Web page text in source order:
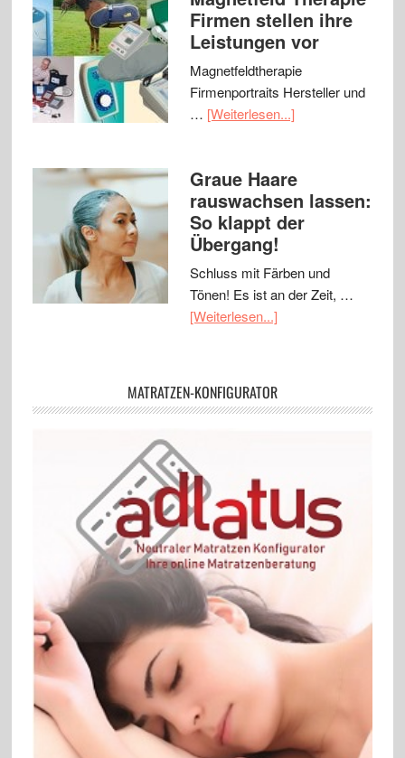
Firmen stellen ihre
Leistungen vor
Magnetfeldtherapie
Firmenportraits Hersteller und
… [Weiterlesen...]
Graue Haare
rauswachsen lassen:
So klappt der
Übergang!
Schluss mit Färben und
Tönen! Es ist an der Zeit, …
[Weiterlesen...]
MATRATZEN-KONFIGURATOR